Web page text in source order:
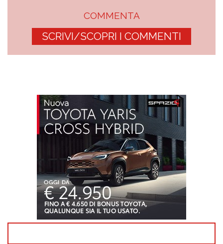
COMMENTA
SCRIVI/SCOPRI I COMMENTI